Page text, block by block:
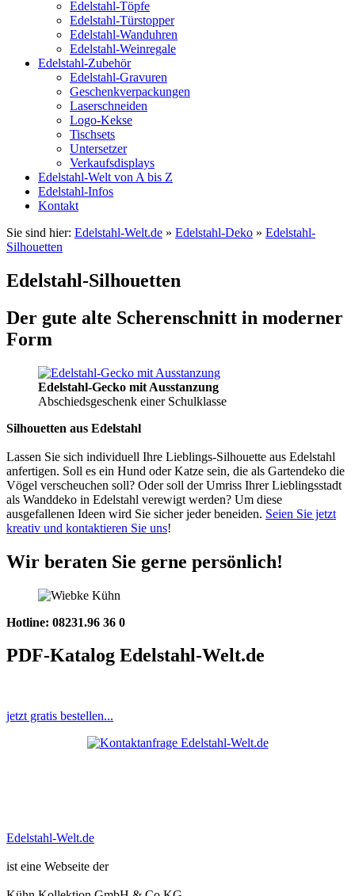
Edelstahl-Töpfe
Edelstahl-Türstopper
Edelstahl-Wanduhren
Edelstahl-Weinregale
Edelstahl-Zubehör
Edelstahl-Gravuren
Geschenkverpackungen
Laserschneiden
Logo-Kekse
Tischsets
Untersetzer
Verkaufsdisplays
Edelstahl-Welt von A bis Z
Edelstahl-Infos
Kontakt
Sie sind hier: Edelstahl-Welt.de » Edelstahl-Deko » Edelstahl-
Silhouetten
Edelstahl-Silhouetten
Der gute alte Scherenschnitt in moderner
Form
Edelstahl-Gecko mit Ausstanzung
Abschiedsgeschenk einer Schulklasse
Silhouetten aus Edelstahl
Lassen Sie sich individuell Ihre Lieblings-Silhouette aus Edelstahl
anfertigen. Soll es ein Hund oder Katze sein, die als Gartendeko die
Vögel verscheuchen soll? Oder soll der Umriss Ihrer Lieblingsstadt
als Wanddeko in Edelstahl verewigt werden? Um diese
ausgefallenen Ideen wird Sie sicher jeder beneiden. Seien Sie jetzt
kreativ und kontaktieren Sie uns!
Wir beraten Sie gerne persönlich!
Hotline: 08231.96 36 0
PDF-Katalog Edelstahl-Welt.de
jetzt gratis bestellen...
Edelstahl-Welt.de
ist eine Webseite der